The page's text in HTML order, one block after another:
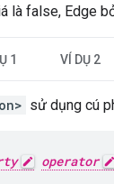
là false, Edge
1 VÍ DỤ 2
sử dụng cú
operator